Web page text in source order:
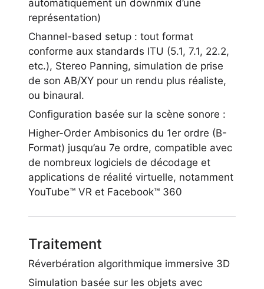
automatiquement un downmix d’une
représentation)
Channel-based setup : tout format
conforme aux standards ITU (5.1, 7.1, 22.2,
etc.), Stereo Panning, simulation de prise
de son AB/XY pour un rendu plus réaliste,
ou binaural.
Configuration basée sur la scène sonore :
Higher-Order Ambisonics du 1er ordre (B-
Format) jusqu’au 7e ordre, compatible avec
de nombreux logiciels de décodage et
applications de réalité virtuelle, notamment
YouTube™ VR et Facebook™ 360
Traitement
Réverbération algorithmique immersive 3D
Simulation basée sur les objets avec